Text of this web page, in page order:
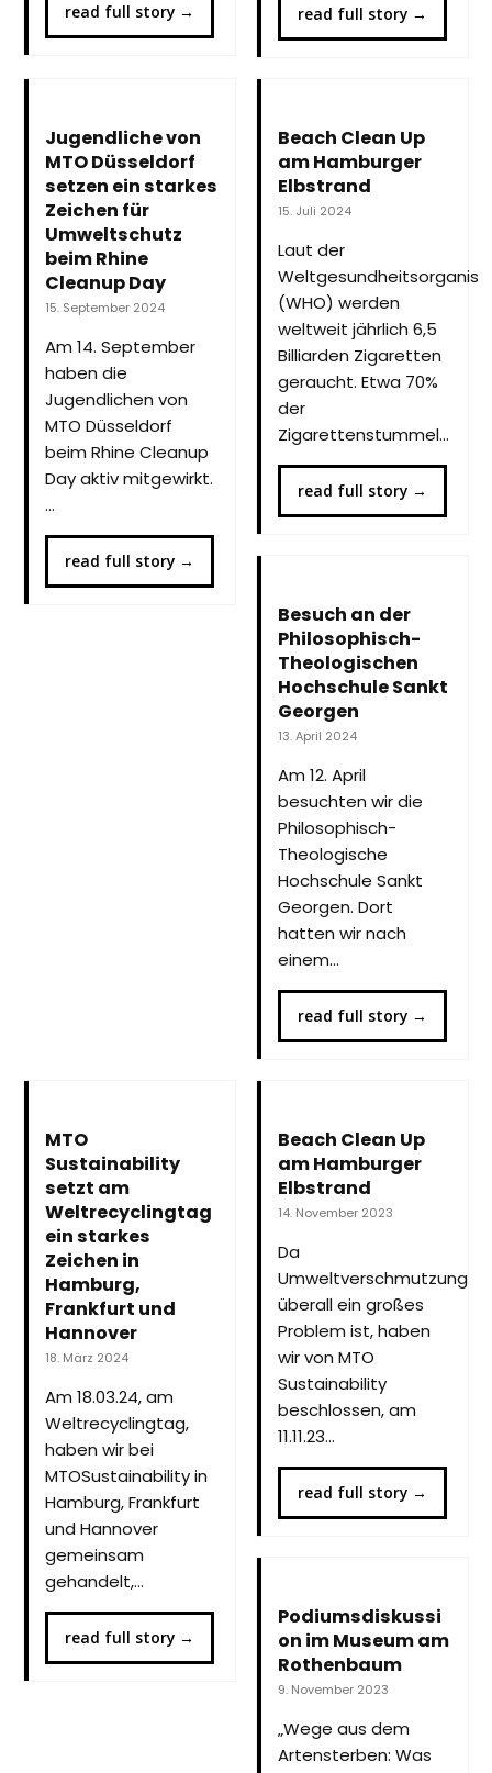
read full story → read full story →
Jugendliche von
MTO Düsseldorf
setzen ein starkes
Zeichen für
Umweltschutz
beim Rhine
Cleanup Day
15. September 2024
Am 14. September
haben die
Jugendlichen von
MTO Düsseldorf
beim Rhine Cleanup
Day aktiv mitgewirkt.
…
read full story →
Beach Clean Up
am Hamburger
Elbstrand
15. Juli 2024
Laut der
(WHO) werden
weltweit jährlich 6,5
Billiarden Zigaretten
geraucht. Etwa 70%
der
Zigarettenstummel…
read full story →
Besuch an der
Philosophisch-
Theologischen
Hochschule Sankt
Georgen
13. April 2024
Am 12. April
besuchten wir die
Philosophisch-
Theologische
Hochschule Sankt
Georgen. Dort
hatten wir nach
einem…
read full story →
MTO
Sustainability
setzt am
Weltrecyclingtag
ein starkes
Zeichen in
Hamburg,
Frankfurt und
Hannover
18. März 2024
Am 18.03.24, am
Weltrecyclingtag,
haben wir bei
MTOSustainability in
Hamburg, Frankfurt
und Hannover
gemeinsam
gehandelt,…
read full story →
Beach Clean Up
am Hamburger
Elbstrand
14. November 2023
Da
Umweltverschmutzung
überall ein großes
Problem ist, haben
wir von MTO
Sustainability
beschlossen, am
11.11.23…
read full story →
Podiumsdiskussi
on im Museum am
Rothenbaum
9. November 2023
„Wege aus dem
Artensterben: Was